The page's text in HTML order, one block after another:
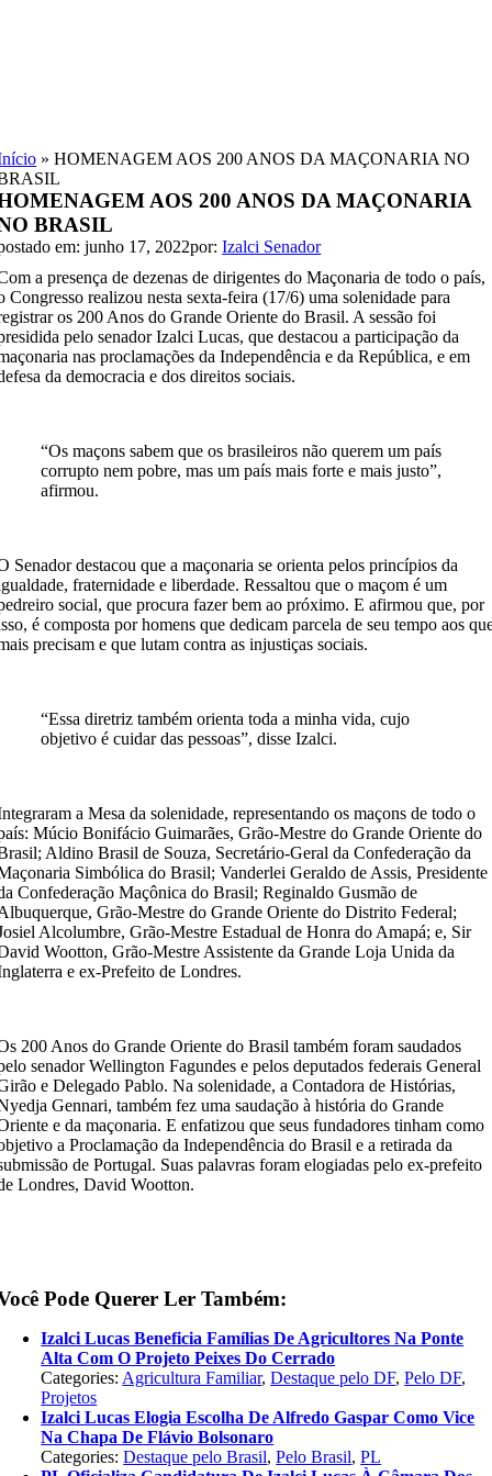
»HOMENAGEM AOS 200 ANOS DA MAÇONARIA NO
AOS 200 ANOS DA MAÇONARIA
BRASIL
em: junho 17, 2022por:Izalci Senador
a presença de dezenas de dirigentes do Maçonaria de todo o país,
Congresso realizou nesta sexta-feira (17/6) uma solenidade para
os 200 Anos do Grande Oriente do Brasil. A sessão foi
pelo senador Izalci Lucas, que destacou a participação da
nas proclamações da Independência e da República, e em
da democracia e dos direitos sociais.
“Os maçons sabem que os brasileiros não querem um país
corrupto nem pobre, mas um país mais forte e mais justo”,
afirmou.
Senador destacou que a maçonaria se orienta pelos princípios da
fraternidade e liberdade. Ressaltou que o maçom é um
social, que procura fazer bem ao próximo. E afirmou que, por
é composta por homens que dedicam parcela de seu tempo aos
precisam e que lutam contra as injustiças sociais.
“Essa diretriz também orienta toda a minha vida, cujo
objetivo é cuidar das pessoas”, disse Izalci.
a Mesa da solenidade, representando os maçons de todo o
Múcio Bonifácio Guimarães, Grão-Mestre do Grande Oriente do
Aldino Brasil de Souza, Secretário-Geral da Confederação da
Simbólica do Brasil; Vanderlei Geraldo de Assis, Presidente
Confederação Maçônica do Brasil; Reginaldo Gusmão de
Grão-Mestre do Grande Oriente do Distrito Federal;
Alcolumbre, Grão-Mestre Estadual de Honra do Amapá; e, Sir
Wootton, Grão-Mestre Assistente da Grande Loja Unida da
e ex-Prefeito de Londres.
200 Anos do Grande Oriente do Brasil também foram saudados
senador Wellington Fagundes e pelos deputados federais General
e Delegado Pablo. Na solenidade, a Contadora de Histórias,
Gennari, também fez uma saudação à história do Grande
e da maçonaria. E enfatizou que seus fundadores tinham como
a Proclamação da Independência do Brasil e a retirada da
de Portugal. Suas palavras foram elogiadas pelo ex-prefeito
Londres, David Wootton.
Pode Querer Ler Também:
Izalci Lucas Beneficia Famílias De Agricultores Na Ponte
Alta Com O Projeto Peixes Do Cerrado
Categories: Agricultura Familiar,Destaque pelo DF,Pelo DF,
Projetos
Izalci Lucas Elogia Escolha De Alfredo Gaspar Como Vice
Na Chapa De Flávio Bolsonaro
Categories:Destaque pelo Brasil,Pelo Brasil,PL